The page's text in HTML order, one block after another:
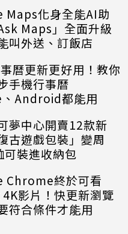
Maps化身全能AI助
Maps」全面升級
叫外送、訂飯店
曆更新更好用！教你
手機行事曆
Android都能用
夢中心開賣12款新
古遊戲包裝」變周
可裝進收納包
Chrome終於可看
影片！快更新瀏覽
符合條件才能用